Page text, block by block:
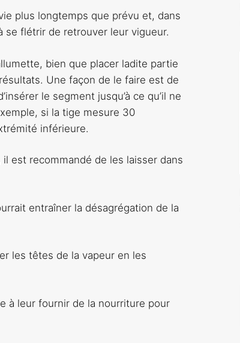
plus longtemps que prévu et, dans
se flétrir de retrouver leur vigueur.
bien que placer ladite partie
Une façon de le faire est de
le segment jusqu’à ce qu’il ne
si la tige mesure 30
inférieure.
est recommandé de les laisser dans
entraîner la désagrégation de la
les têtes de la vapeur en les
à leur fournir de la nourriture pour